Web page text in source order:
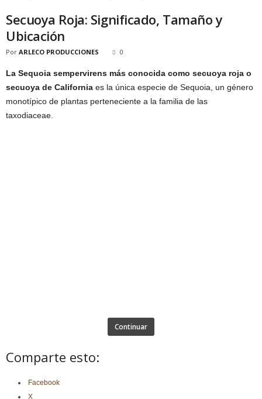
Secuoya Roja: Significado, Tamaño y
Ubicación
Por ARLECO PRODUCCIONES 0
La Sequoia sempervirens más conocida como secuoya roja o
secuoya de California es la única especie de Sequoia, un género
monotípico de plantas perteneciente a la familia de las
taxodiaceae.
Continuar
Comparte esto:
Facebook
X